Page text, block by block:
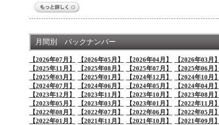
月間別 バックナンバー
【2026年07月】 【2026年05月】 【2026年04月】
【2026年03月
【2025年11月】
【2025年08月】 【2025年07月】
【2025年06月
【2025年03月】
【2025年01月】 【2024年12月】
【2024年10月
【2024年07月】
【2024年06月】 【2024年05月】
【2024年04月
【2023年12月】
【2023年11月】 【2023年10月】
【2023年08月
【2023年05月】
【2023年03月】 【2023年01月】
【2022年11月
【2022年08月】
【2022年07月】 【2022年06月】
【2022年05月
【2022年01月】
【2021年11月】 【2021年10月】
【2021年09月